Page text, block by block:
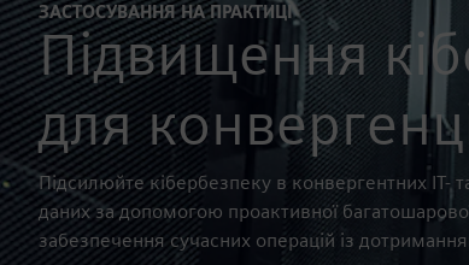
ЗАСТОСУВАННЯ НА ПРАКТИЦІ
Підвищення
для
Підсилюйте кібербезпеку в конвергентних ІТ-
даних за допомогою проактивної
забезпечення сучасних операцій із